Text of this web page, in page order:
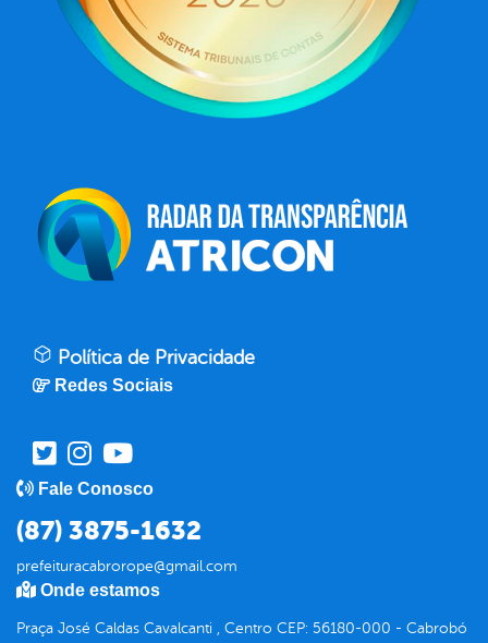
Política de Privacidade
Redes Sociais
Fale Conosco
(87) 3875-1632
prefeituracabrorope@gmail.com
Onde estamos
Praça José Caldas Cavalcanti , Centro CEP: 56180-000 - Cabrobó